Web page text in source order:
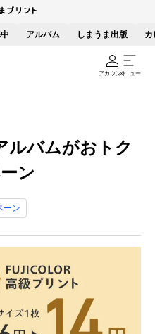
アルバム しまうま出版 カ
アカウントメニュー
ルバムがおトク
ン
ーン